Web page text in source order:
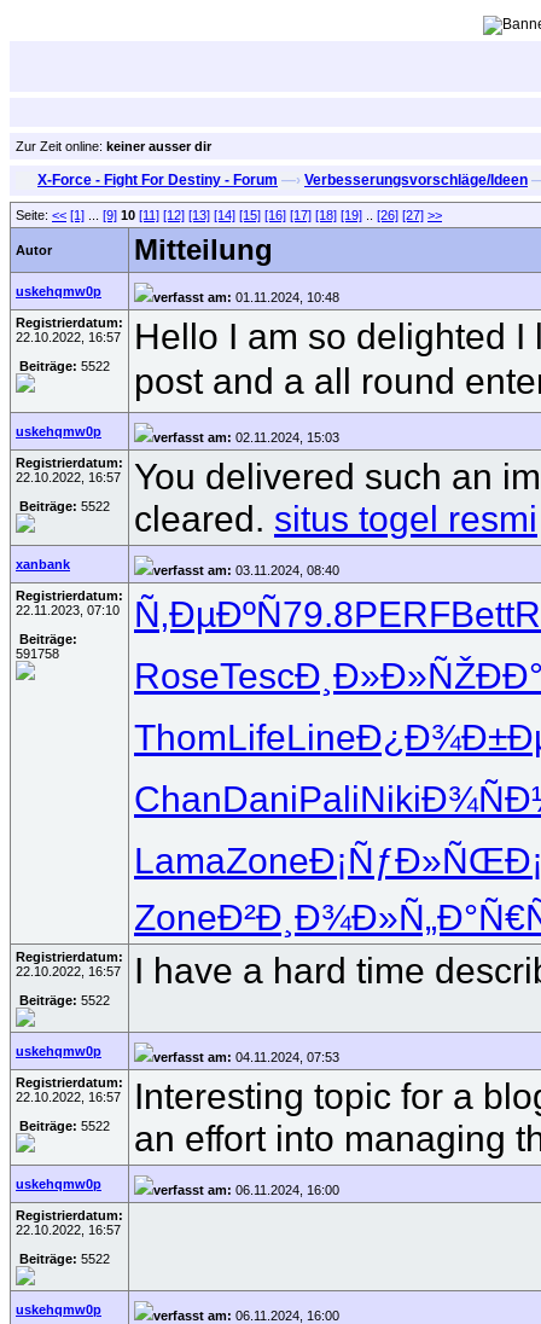
Zur Zeit online: keiner ausser dir
X-Force - Fight For Destiny - Forum —› Verbesserungsvorschläge/Ideen
Seite: << [1] [9] 10 [11] [12] [13] [14] [15] [16] [17] [18] [19] [26] [27] >>
Autor Mitteilung
uskehqmw0p verfasst am: 01.11.2024, 10:48
Registrierdatum:
22.10.2022, 16:57
Beiträge: 5522
Hello I am so delighted
post and a all round
uskehqmw0p verfasst am: 02.11.2024, 15:03
Registrierdatum:
22.10.2022, 16:57
Beiträge: 5522
You delivered such an
cleared. situs togel resmi
xanbank verfasst am: 03.11.2024, 08:40
Registrierdatum:
22.11.2023, 07:10
Beiträge:
591758
Ñ‚ÐµÐºÑ79.8PERFBett
RoseTescÐ¸Ð»Ð»ÑŽ
ThomLifeLine
ChanDaniPaliNiki
LamaZoneÐ¡ÑƒÐ»ÑŒ
ZoneÐ²Ð¸Ð¾Ð»
Registrierdatum:
22.10.2022, 16:57
Beiträge: 5522
I have a hard time
uskehqmw0p verfasst am: 04.11.2024, 07:53
Registrierdatum:
22.10.2022, 16:57
Beiträge: 5522
Interesting topic for a
an effort into managing
uskehqmw0p verfasst am: 06.11.2024, 16:00
Registrierdatum:
22.10.2022, 16:57
Beiträge: 5522
uskehqmw0p verfasst am: 06.11.2024, 16:00